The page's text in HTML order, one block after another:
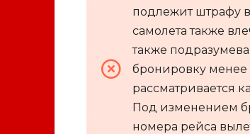
подлежит штрафу
самолета также
также
бронировку менее
рассматривается
Под изменением
номера рейса